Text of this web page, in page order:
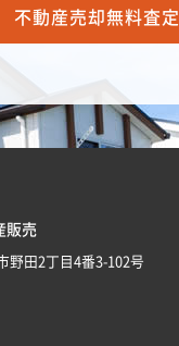
不動産売却無料査定
販売
田2丁目4番3-102号